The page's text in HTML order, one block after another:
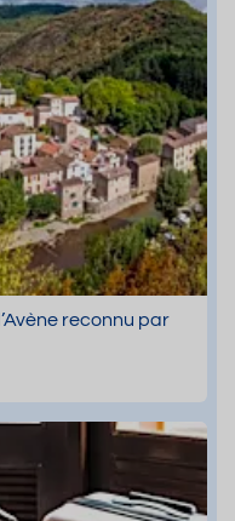
reconnu par